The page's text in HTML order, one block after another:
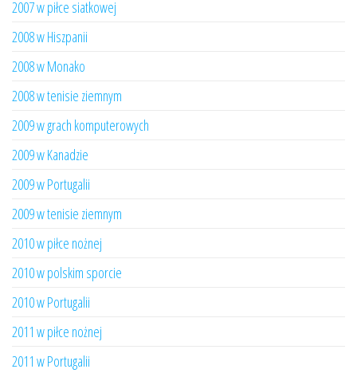
2007 w piłce siatkowej
2008 w Hiszpanii
2008 w Monako
2008 w tenisie ziemnym
2009 w grach komputerowych
2009 w Kanadzie
2009 w Portugalii
2009 w tenisie ziemnym
2010 w piłce nożnej
2010 w polskim sporcie
2010 w Portugalii
2011 w piłce nożnej
2011 w Portugalii